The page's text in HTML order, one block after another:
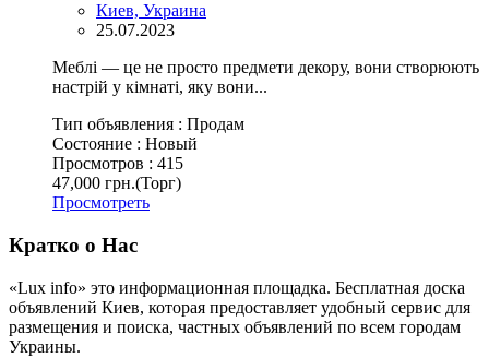
Киев, Украина
25.07.2023
Меблі — це не просто предмети декору, вони створюють
настрій у кімнаті, яку вони...
Тип объявления : Продам
Состояние : Новый
Просмотров : 415
47,000 грн.(Торг)
Просмотреть
Кратко о Нас
«Lux info» это информационная площадка. Бесплатная доска
объявлений Киев, которая предоставляет удобный сервис для
размещения и поиска, частных объявлений по всем городам
Украины.